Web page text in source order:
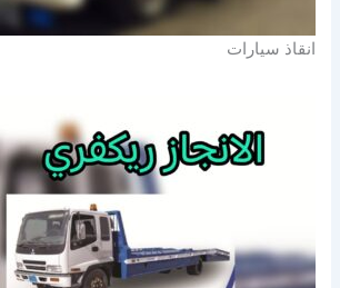
انقاذ سيارات